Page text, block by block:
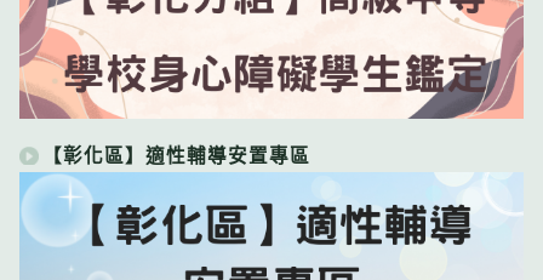
【彰化區】適性輔導安置專區